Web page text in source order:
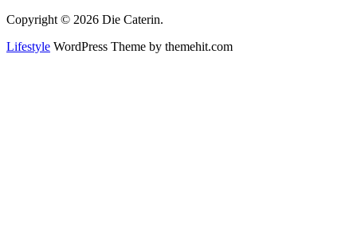
Copyright © 2026 Die Caterin.
Lifestyle WordPress Theme by themehit.com